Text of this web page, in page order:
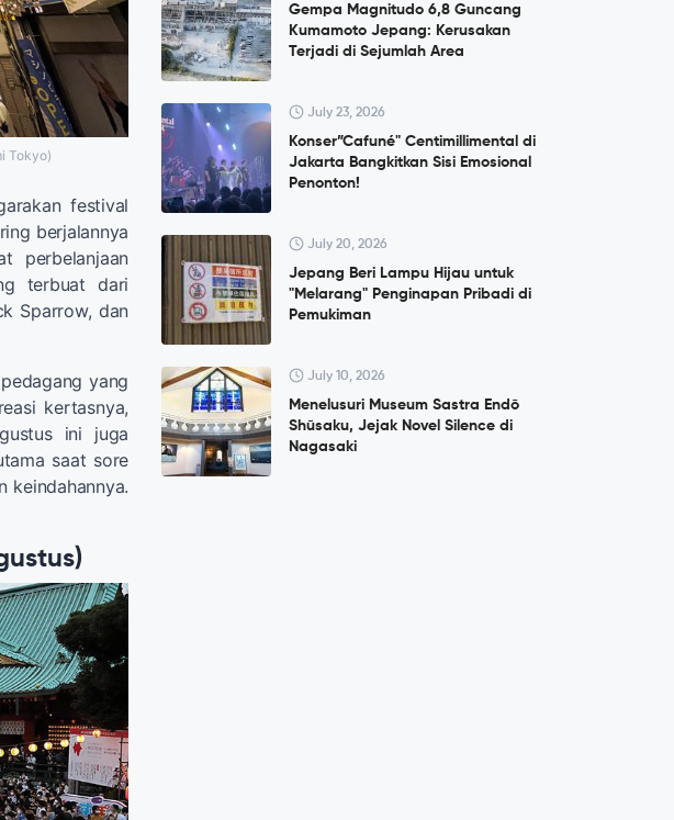
Tokyo)
festival
berjalannya
perbelanjaan
terbuat dari
Sparrow, dan
yang
kertasnya,
ini juga
saat sore
keindahannya.
Gempa Magnitudo 6,8 Guncang
Kumamoto Jepang: Kerusakan
Terjadi di Sejumlah Area
July 23, 2026
Konser”Cafuné" Centimillimental di
Jakarta Bangkitkan Sisi Emosional
Penonton!
July 20, 2026
Jepang Beri Lampu Hijau untuk
"Melarang" Penginapan Pribadi di
Pemukiman
July 10, 2026
Menelusuri Museum Sastra Endō
Shūsaku, Jejak Novel Silence di
Nagasaki